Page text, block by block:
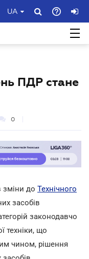
UA
ПДР стане
0
зміни до Технічного
засобів
законодавчо
техніки, що
чином, рішення